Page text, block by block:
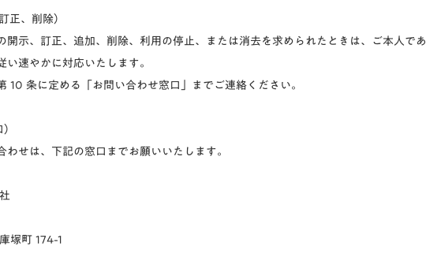
、削除）
開示、訂正、追加、削除、利用の停止、または消去を求められたときは、ご本人であ
速やかに対応いたします。
10 条に定める「お問い合わせ窓口」までご連絡ください。
せは、下記の窓口までお願いいたします。
塚町 174-1